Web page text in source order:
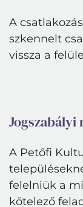
A
szkennelt
vissza a
Jogszabályi
A Petőfi
felelniük a
kötelező